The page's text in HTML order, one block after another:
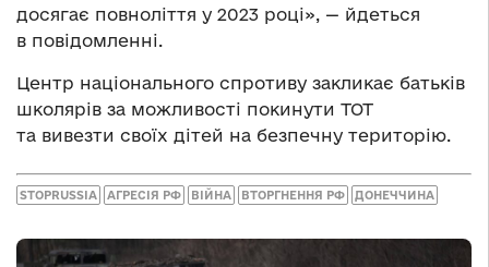
досягає повноліття у 2023 році», — йдеться
в повідомленні.
Центр національного спротиву закликає батьків
школярів за можливості покинути ТОТ
та вивезти своїх дітей на безпечну територію.
STOPRUSSIA АГРЕСІЯ РФ ВІЙНА ВТОРГНЕННЯ РФ ДОНЕЧЧИНА